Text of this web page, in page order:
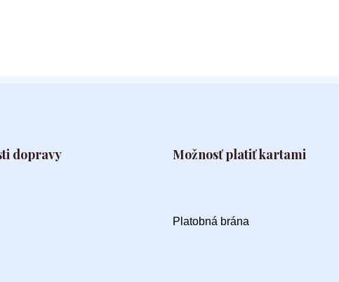
dopravy Možnosť platiť kartami
Platobná brána